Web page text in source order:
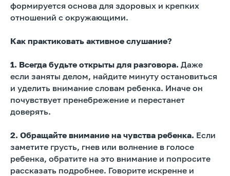
формируется основа для здоровых и крепких
отношений с окружающими.
Как практиковать активное слушание?
1. Всегда будьте открыты для разговора. Даже
если заняты делом, найдите минуту остановиться
и уделить внимание словам ребенка. Иначе он
почувствует пренебрежение и перестанет
доверять.
2. Обращайте внимание на чувства ребенка. Если
заметите грусть, гнев или волнение в голосе
ребенка, обратите на это внимание и попросите
рассказать подробнее. Говорите искренне и